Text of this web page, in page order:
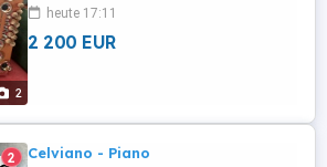
2
heute 17:11
2 200 EUR
2 Celviano - Piano